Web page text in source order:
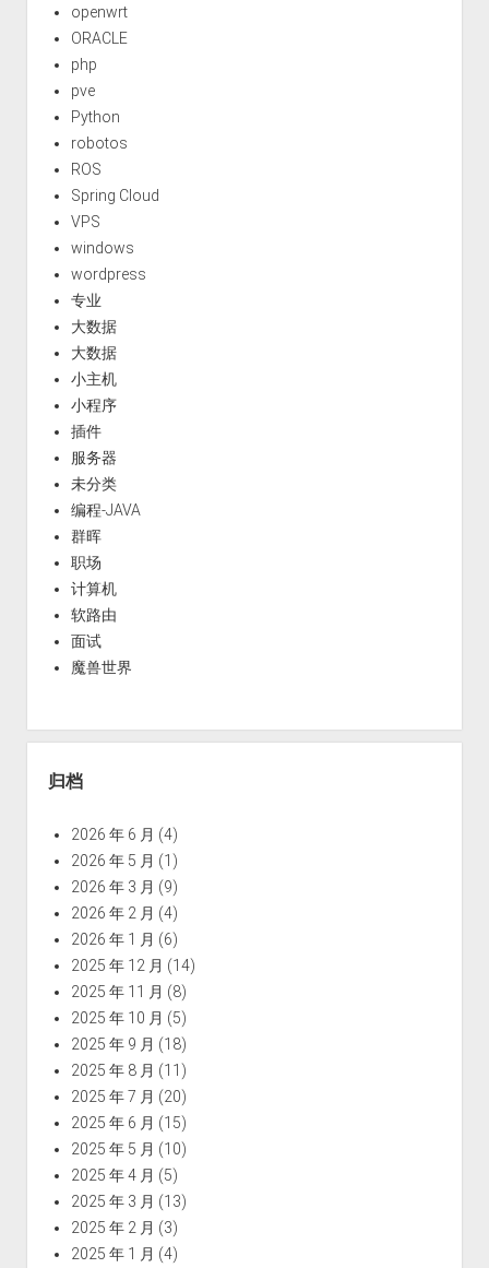
openwrt
ORACLE
php
pve
Python
robotos
ROS
Spring Cloud
VPS
windows
wordpress
专业
大数据
大数据
小主机
小程序
插件
服务器
未分类
编程-JAVA
群晖
职场
计算机
软路由
面试
魔兽世界
归档
2026 年 6 月 (4)
2026 年 5 月 (1)
2026 年 3 月 (9)
2026 年 2 月 (4)
2026 年 1 月 (6)
2025 年 12 月 (14)
2025 年 11 月 (8)
2025 年 10 月 (5)
2025 年 9 月 (18)
2025 年 8 月 (11)
2025 年 7 月 (20)
2025 年 6 月 (15)
2025 年 5 月 (10)
2025 年 4 月 (5)
2025 年 3 月 (13)
2025 年 2 月 (3)
2025 年 1 月 (4)